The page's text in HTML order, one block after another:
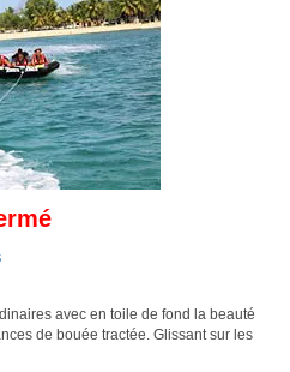
avec en toile de fond la beauté
de bouée tractée. Glissant sur les